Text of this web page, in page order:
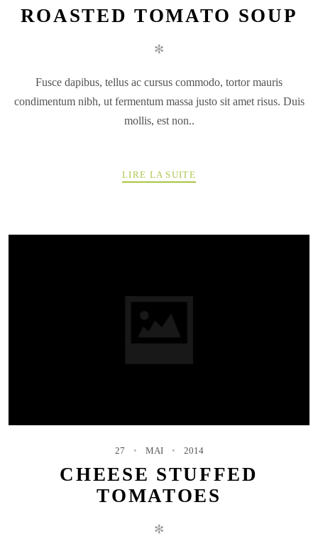
ROASTED TOMATO SOUP
✻
Fusce dapibus, tellus ac cursus commodo, tortor mauris
condimentum nibh, ut fermentum massa justo sit amet risus. Duis
mollis, est non..
LIRE LA SUITE
27 MAI 2014
CHEESE STUFFED
TOMATOES
✻